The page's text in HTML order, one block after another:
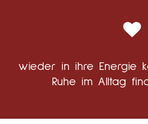
wieder in ihre Energie
Ruhe im Alltag